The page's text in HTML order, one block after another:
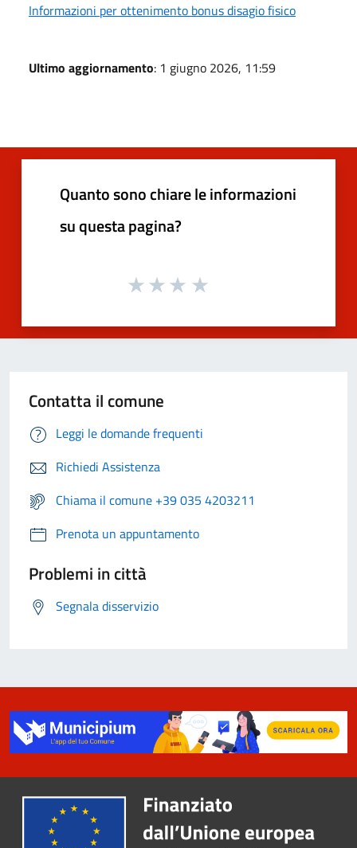
Informazioni per ottenimento bonus disagio fisico
Ultimo aggiornamento: 1 giugno 2026, 11:59
Quanto sono chiare le informazioni
su questa pagina?
Contatta il comune
Leggi le domande frequenti
Richiedi Assistenza
Chiama il comune +39 035 4203211
Prenota un appuntamento
Problemi in città
Segnala disservizio